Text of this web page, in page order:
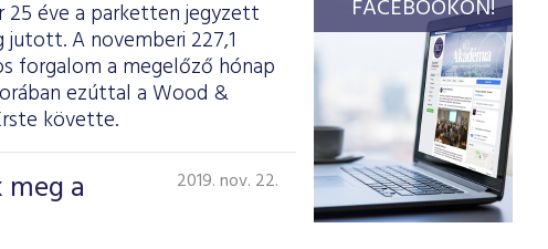
25 éve a parketten jegyzett
jutott. A novemberi 227,1
forgalom a megelőző hónap
ezúttal a Wood &
követte.
a
2019. nov. 22.
FACEBOOKON!